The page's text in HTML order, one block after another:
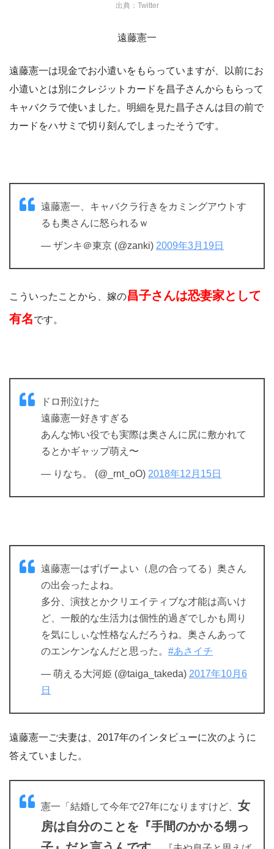
出典：Twitter
遠藤憲一
遠藤憲一は現金でお小遣いをもらっていますが、以前にお
小遣いとは別にクレジットカードを昌子さんからもらって
キャバクラで使いました。明細を見た昌子さんは目の前で
カードをハサミで切り刻んでしまったそうです。
遠藤憲一、キャバクラ行きをカミングアウトす
るも奥さんに怒られるｗ
— ザンキ＠東京 (@zanki) 2009年3月19日
こういったことから、嫁の昌子さんは恐妻家として
有名です。
ドロ刑泣けた
遠藤憲一好きすぎる
あんな怖い役でも実際は奥さんに尻に敷かれて
るとかギャップ萌え〜
— りなち。 (@_rnt_oO) 2018年12月15日
遠藤憲一はずげーよい（息の合ってる）奥さん
の出会ったよね。
多分、演技とかクリエイティブな才能は高いけ
ど、一般的な生活力は個性的過ぎでしかも周り
を気にしぃな性格なんだろうね。奥さんあって
のエンケンなんだと思った。 #あさイチ
— 萌える大河姫 (@taiga_takeda) 2017年10月6
日
遠藤憲一ご夫妻は、2017年のインタビューに次のように
答えていました。
憲一「結婚して今年で27年になりますけど、 女
房は自分のことを『手間のかかる甥っ